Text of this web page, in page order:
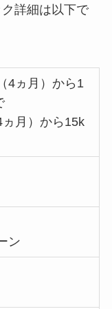
詳細は以下で
4ヵ月）から1
月）から15k
ン